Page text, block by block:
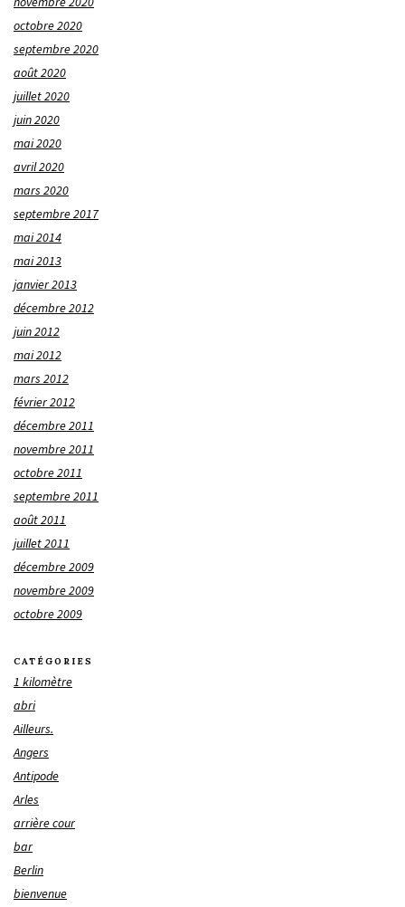
octobre 2020
septembre 2020
août 2020
juillet 2020
juin 2020
mai 2020
avril 2020
mars 2020
septembre 2017
mai 2014
mai 2013
janvier 2013
décembre 2012
juin 2012
mai 2012
mars 2012
février 2012
décembre 2011
novembre 2011
octobre 2011
septembre 2011
août 2011
juillet 2011
décembre 2009
novembre 2009
octobre 2009
CATÉGORIES
1 kilomètre
abri
Ailleurs.
Angers
Antipode
Arles
arrière cour
bar
Berlin
bienvenue